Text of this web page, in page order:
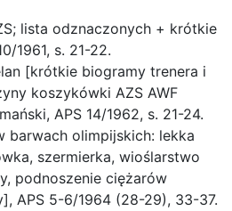
lista odznaczonych + krótkie
1961, s. 21-22.
[krótkie biogramy trenera i
koszykówki AZS AWF
APS 14/1962, s. 21-24.
barwach olimpijskich: lekka
szermierka, wioślarstwo
podnoszenie ciężarów
APS 5-6/1964 (28-29), 33-37.